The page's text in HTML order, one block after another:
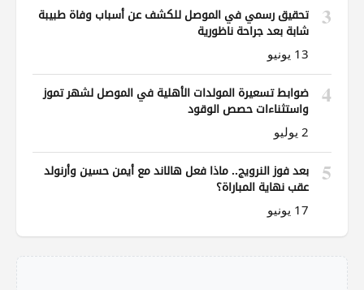
3
تحقيق رسمي في الموصل للكشف عن أسباب وفاة طبيبة
شابة بعد جراحة ناظورية
13 يونيو
4
ضوابط تسعيرة المولدات الأهلية في الموصل لشهر تموز
واستثناءات حصص الوقود
2 يوليو
5
بعد فوز النرويج.. ماذا فعل هالاند مع أيمن حسين وأرنولد
عقب نهاية المباراة؟
17 يونيو